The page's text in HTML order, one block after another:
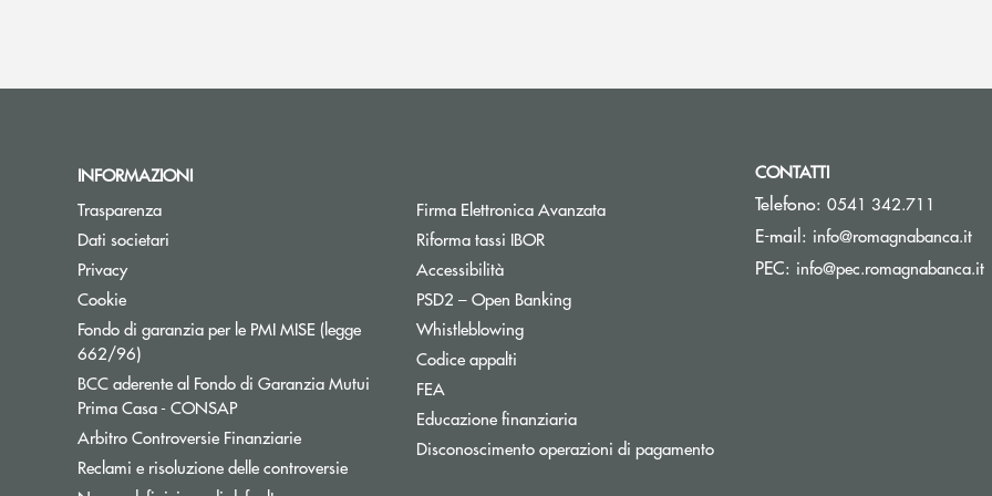
INFORMAZIONI
TrasparenzaApre una nuova finestra
Dati societari
PrivacyApre una nuova finestra
CookieApre una nuova finestra
Fondo di garanzia per le PMI MISE (legge
662/96)Apre una nuova finestra
BCC aderente al Fondo di Garanzia Mutui
Prima Casa - CONSAPApre una nuova finestra
Arbitro Controversie FinanziarieApre una nuova finestra
Reclami e risoluzione delle controversieApre una nuova finestra
Firma Elettronica AvanzataApre una nuova finestra
Riforma tassi IBORApre una nuova finestra
AccessibilitàApre una nuova finestra
PSD2 – Open BankingApre una nuova finestra
WhistleblowingApre una nuova finestra
Codice appalti
FEA
Educazione finanziariaApre una nuova finestra
Disconoscimento operazioni di pagamentoApre una nuova finestra
CONTATTI
Telefono: 0541 342.711
E-mail: info@romagnabanca.it
PEC: info@pec.romagnabanca.it